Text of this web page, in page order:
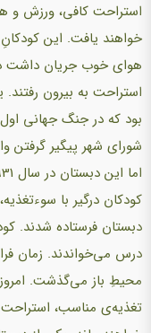
استراحت كافی، ورزش و
خواهند یافت. این
هوای خوب جریان داشت
استراحت به بیرون
بود كه در جنگ جهانی
شورای شهر پیگیر گرفتن
کودکان درگیر با
دبستان فرستاده شدند.
درس می‌خواندند. زمان
محیطِ باز می‌گذشت. امروز
تغذیه‌ی مناسب،